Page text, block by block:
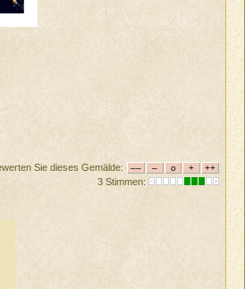
Sie dieses Gemälde:
3 Stimmen: